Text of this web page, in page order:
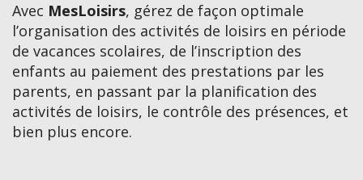
Avec MesLoisirs, gérez de façon optimale
l’organisation des activités de loisirs en période
de vacances scolaires, de l’inscription des
enfants au paiement des prestations par les
parents, en passant par la planification des
activités de loisirs, le contrôle des présences, et
bien plus encore.